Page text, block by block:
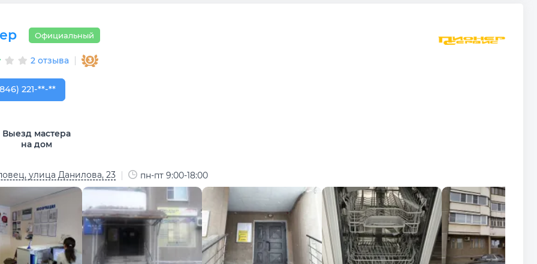
Официальный
2 отзыва
221-63-33
221-**-**
Выезд мастера
на дом
улица Данилова, 23 пн-пт 9:00-18:00